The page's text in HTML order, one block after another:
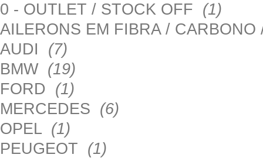
0 - OUTLET / STOCK OFF (1)
AILERONS EM FIBRA /
AUDI (7)
BMW (19)
FORD (1)
MERCEDES (6)
OPEL (1)
PEUGEOT (1)